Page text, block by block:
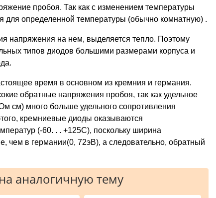
пробоя. Так как с изменением температуры
для определенной температуры (обычно комнатную) .
напряжения на нем, выделяется тепло. Поэтому
типов диодов большими размерами корпуса и
время в основном из кремния и германия.
обратные напряжения пробоя, так как удельное
см) много больше удельного сопротивления
кремниевые диоды оказываются
(-60. . . +125С), поскольку ширина
чем в германии(0, 72эВ), а следовательно, обратный
аналогичную тему